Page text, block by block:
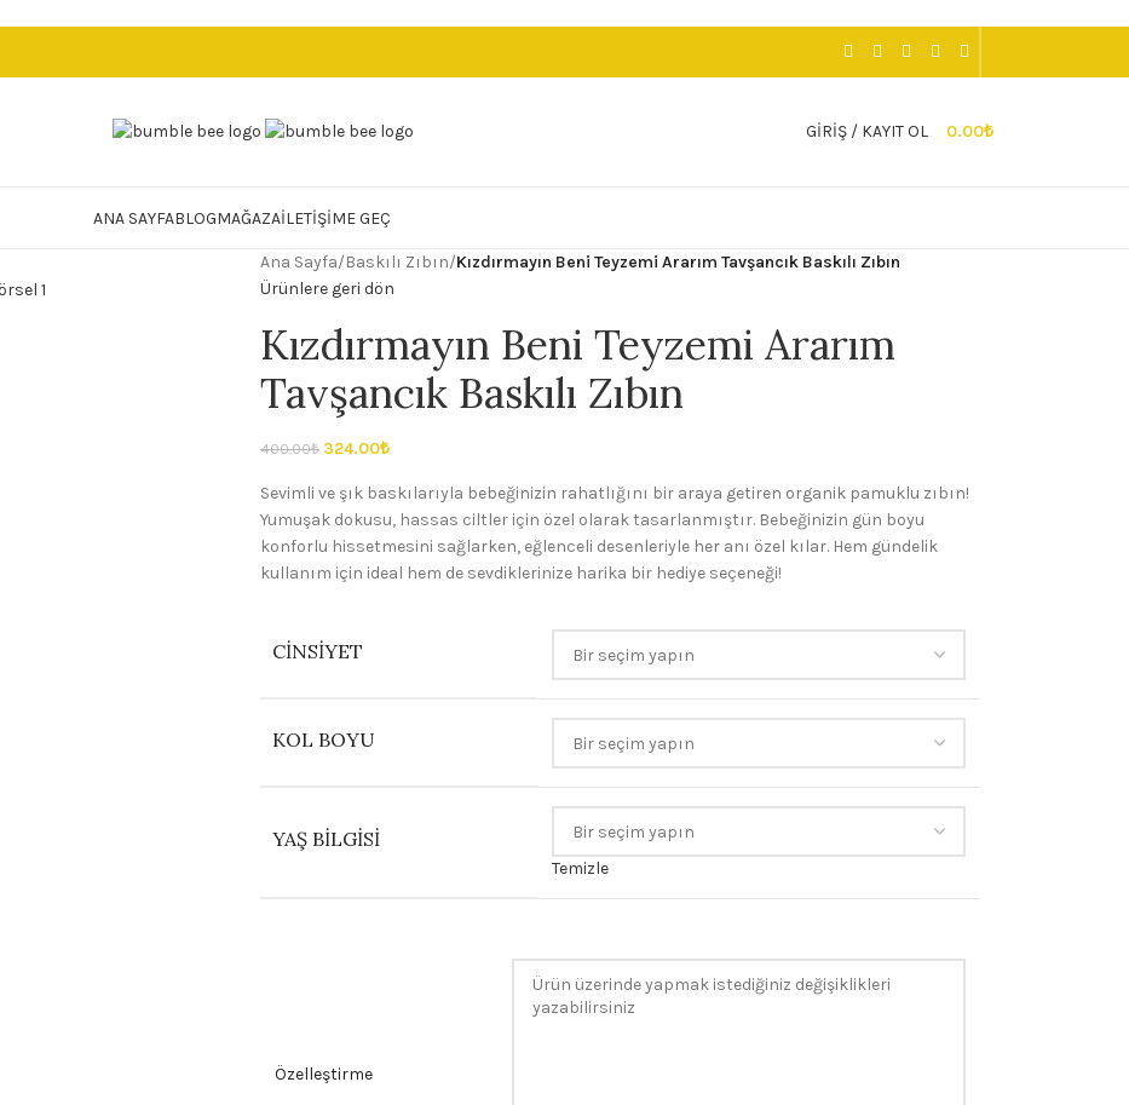
GIRIŞ / KAYIT OL 0.00₺
ANA SAYFABLOGMAĞAZAİLETIŞIME GEÇ
Ana Sayfa/Baskılı Zıbın/Kızdırmayın Beni Teyzemi Ararım Tavşancık Baskılı Zıbın
Ürünlere geri dön
Kızdırmayın Beni Teyzemi Ararım
Tavşancık Baskılı Zıbın
400.00₺ 324.00₺
Sevimli ve şık baskılarıyla bebeğinizin rahatlığını bir araya getiren organik pamuklu zıbın!
Yumuşak dokusu, hassas ciltler için özel olarak tasarlanmıştır. Bebeğinizin gün boyu
konforlu hissetmesini sağlarken, eğlenceli desenleriyle her anı özel kılar. Hem gündelik
kullanım için ideal hem de sevdiklerinize harika bir hediye seçeneği!
CINSIYET
KOL BOYU
YAŞ BILGISI
Temizle
Özelleştirme